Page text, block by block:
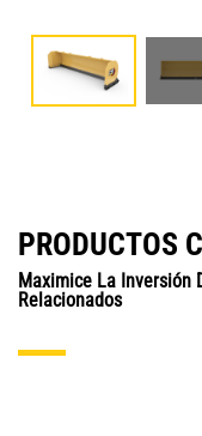
PRODUCTOS
Maximice La Inversión
Relacionados